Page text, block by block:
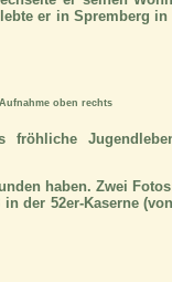
er in Spremberg
oben rechts
fröhliche
haben. Zwei
der 52er-Kaserne